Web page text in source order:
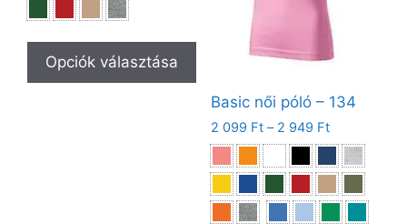
Opciók választása
Basic női póló – 134
2 099 Ft– 2 949 Ft